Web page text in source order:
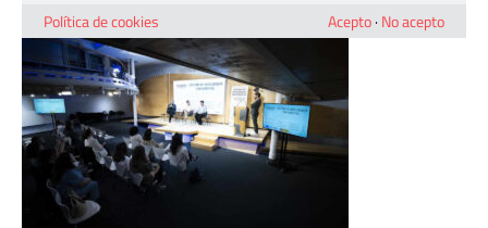
Política de cookies
Acepto· No acepto